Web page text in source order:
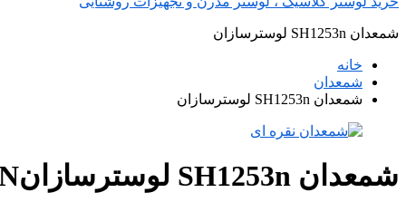
شمعدان SH1253n لوسترسازان
خانه
شمعدان
شمعدان SH1253n لوسترسازان
شمعدان SH1253n لوسترسازان